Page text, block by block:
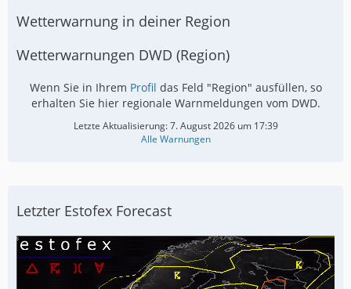
Wetterwarnung in deiner Region
Wetterwarnungen DWD (Region)
Wenn Sie in Ihrem Profil das Feld "Region" ausfüllen, so
erhalten Sie hier regionale Warnmeldungen vom DWD.
Letzte Aktualisierung:7. August 2026 um 17:39
Alle Warnungen
Letzter Estofex Forecast